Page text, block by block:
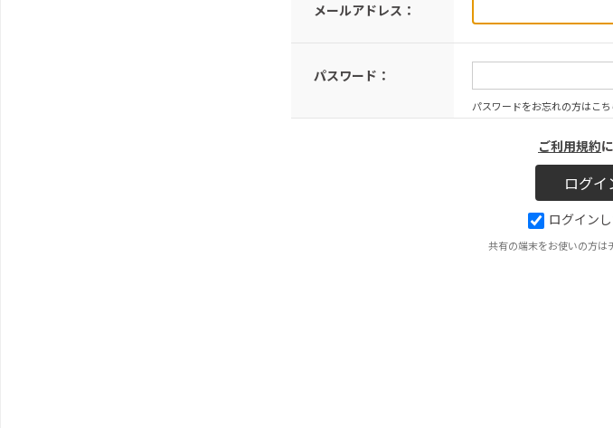
メールアドレス：
パスワード：
パスワードをお忘れの方はこち
ご利用規約
ログイン
共有の端末をお使いの方は